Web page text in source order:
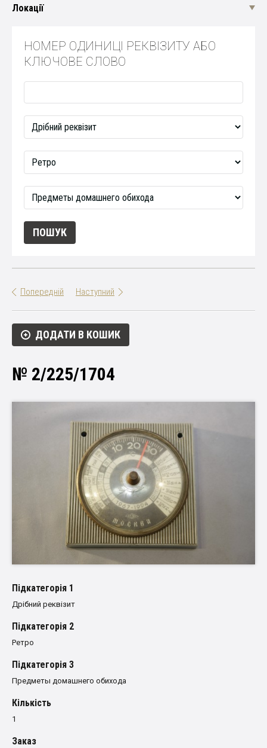
Локації
НОМЕР ОДИНИЦІ РЕКВІЗИТУ АБО
КЛЮЧОВЕ СЛОВО
Попередній Наступний
ДОДАТИ В КОШИК
№ 2/225/1704
Пiдкатегорiя 1
Дрібний реквізит
Пiдкатегорiя 2
Ретро
Пiдкатегорiя 3
Предметы домашнего обихода
Кількість
1
Заказ